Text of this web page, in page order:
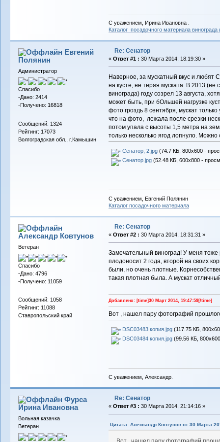
С уважением, Ирина Ивановна .
Каталог посадочного материала
Евгений
Полянин
Администратор
Спасибо
-Дано: 2414
-Получено: 16818
Сообщений: 1324
Рейтинг: 17073
Волгоградская обл., г.Камышин
Re: Сенатор
« Ответ #1 : 30 Марта 2014, 18:19:30 »
Наверное, за мускатный вкус и любят
на кусте, не теряя муската. В 2013
винограда) году созрел 13 августа,
может быть, при бОльшей нагрузке
фото гроздь 8 сентября, мускат
что на фото, лежала после срезки
потом упала с высоты 1,5 метра на
только несколько ягод лопнуло.
Сенатор, 2.jpg(74.7 КБ, 800x600 -
Сенатор.jpg(52.48 КБ, 600x800 -
С уважением, Евгений Полянин
Каталог посадочного материала
Александр Ковтунов
Ветеран
Спасибо
-Дано: 4796
-Получено: 11059
Сообщений: 1058
Рейтинг: 11088
Ставропольский край
Re: Сенатор
« Ответ #2 : 30 Марта 2014, 18:31:31 »
Замечательный виноград! У меня
плодоносит 2 года, второй на своих
были, но очень плотные.
такая плотная была. А мускат
Добавлено: [time]30 Март 2014, 19:47:59[/time]
Вот , нашел пару фотографий
DSC03483 копия.jpg(117.75 КБ,
DSC03484 копия.jpg(99.56 КБ,
С уважением, Александр.
Фурса
Ирина Ивановна
Вольная казачка
Ветеран
Re: Сенатор
« Ответ #3 : 30 Марта 2014, 21:14:16 »
Цитата: Александр Ковтунов от 30 Марта